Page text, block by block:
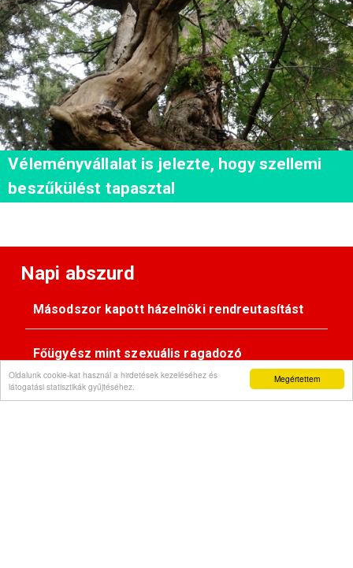
Megértettem
Oldalunk cookie-kat használ a hirdetések kezeléséhez és
látogatási statisztikák gyűjtéséhez.
Véleményvállalat is jelezte, hogy szellemi
beszűkülést tapasztal
Napi abszurd
Másodszor kapott házelnöki rendreutasítást
Főügyész mint szexuális ragadozó
Pimasz önkényúr